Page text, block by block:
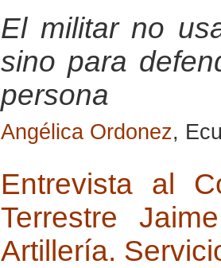
El militar no
sino para
persona
Angélica Ordonez,
Entrevista al
Terrestre
Artillería.